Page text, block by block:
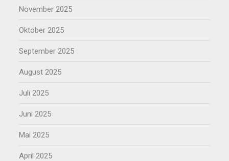
November 2025
Oktober 2025
September 2025
August 2025
Juli 2025
Juni 2025
Mai 2025
April 2025